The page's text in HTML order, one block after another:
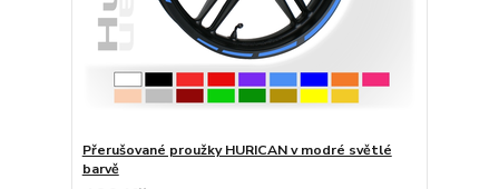
Přerušované proužky HURICAN v modré světlé
barvě